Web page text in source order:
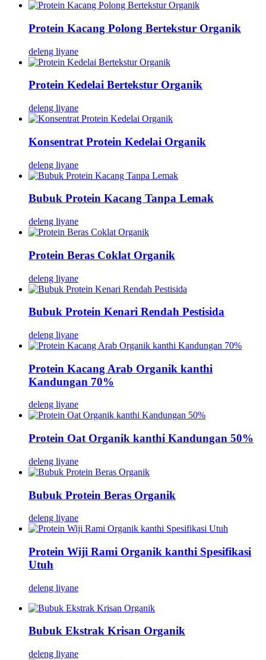
Protein Kacang Polong Bertekstur Organik
deleng liyane
Protein Kedelai Bertekstur Organik
deleng liyane
Konsentrat Protein Kedelai Organik
deleng liyane
Bubuk Protein Kacang Tanpa Lemak
deleng liyane
Protein Beras Coklat Organik
deleng liyane
Bubuk Protein Kenari Rendah Pestisida
deleng liyane
Protein Kacang Arab Organik kanthi
Kandungan 70%
deleng liyane
Protein Oat Organik kanthi Kandungan 50%
deleng liyane
Bubuk Protein Beras Organik
deleng liyane
Protein Wiji Rami Organik kanthi Spesifikasi
Utuh
deleng liyane
Bubuk Ekstrak Krisan Organik
deleng liyane